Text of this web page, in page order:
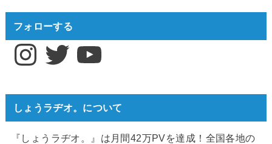
フォローする
InstagramTwitter YouTube
しょうラヂオ。について
『しょうラヂオ。』は月間42万PVを達成！全国各地の